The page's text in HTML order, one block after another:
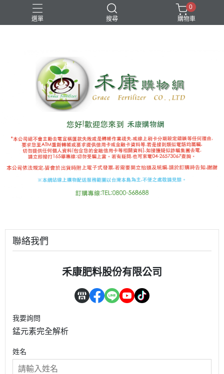
選單 搜尋
國產推薦補助 有機審字號肥料
0
購物車
聯絡我們
禾康肥料股份有限公司
我要詢問
錳元素完全解析
姓名